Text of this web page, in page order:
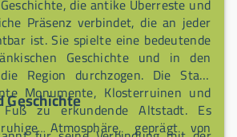
Präsenz verbindet, die an jeder
ist. Sie spielte eine bedeutende
Geschichte und in den
Region durchzogen. Die Stadt
Monumente, Klosterruinen und
zu erkundende Altstadt. Es
Atmosphäre, geprägt von